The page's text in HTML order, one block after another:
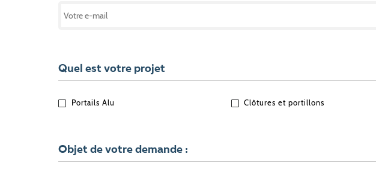
Quel est votre projet
QUEL
?
Portails Alu Clôtures et portillons
Objet de votre demande :